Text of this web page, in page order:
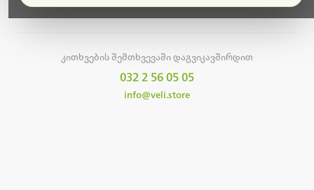
კითხვების შემთხვევაში დაგვიკავშირდით
032 2 56 05 05
info@veli.store